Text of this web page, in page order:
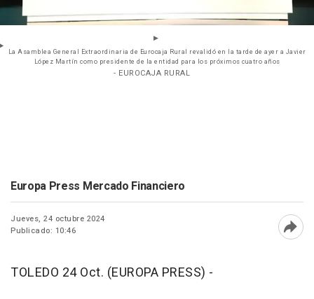
La Asamblea General Extraordinaria de Eurocaja Rural revalidó en la tarde de ayer a Javier
López Martín como presidente de la entidad para los próximos cuatro años
- EUROCAJA RURAL
Europa Press Mercado Financiero
Jueves, 24 octubre 2024
Publicado: 10:46
TOLEDO 24 Oct. (EUROPA PRESS) -